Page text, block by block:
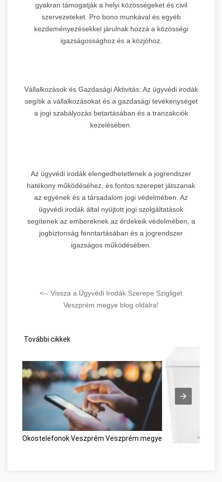
gyakran támogatják a helyi közösségeket és civil
szervezeteket. Pro bono munkával és egyéb
kezdeményezésekkel járulnak hozzá a közösségi
igazságossághoz és a közjóhoz.
Vállalkozások és Gazdasági Aktivitás: Az ügyvédi irodák
segítik a vállalkozásokat és a gazdasági tevékenységet
a jogi szabályozás betartásában és a tranzakciók
kezelésében.
Az ügyvédi irodák elengedhetetlenek a jogrendszer
hatékony működéséhez, és fontos szerepet játszanak
az egyének és a társadalom jogi védelmében. Az
ügyvédi irodák által nyújtott jogi szolgáltatások
segítenek az embereknek az érdekeik védelmében, a
jogbiztonság fenntartásában és a jogrendszer
igazságos működésében.
<-- Vissza a Ügyvédi Irodák Szerepe Szigliget
Veszprém megye blog oldalra!
További cikkek
Okostelefonok Veszprém Veszprém megye